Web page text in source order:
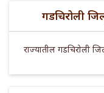
गडचिरोली
राज्यातील गडचिरोली